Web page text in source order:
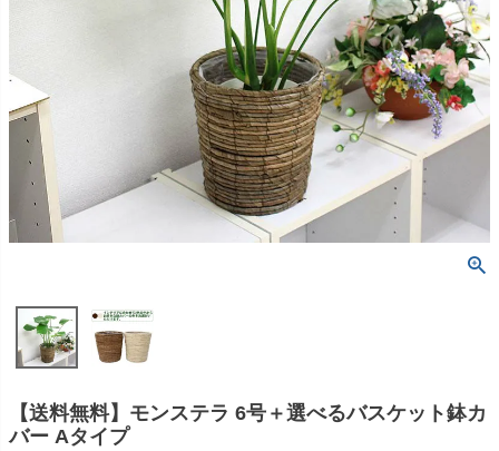
【送料無料】モンステラ 6号＋選べるバスケット鉢カ
バー Aタイプ